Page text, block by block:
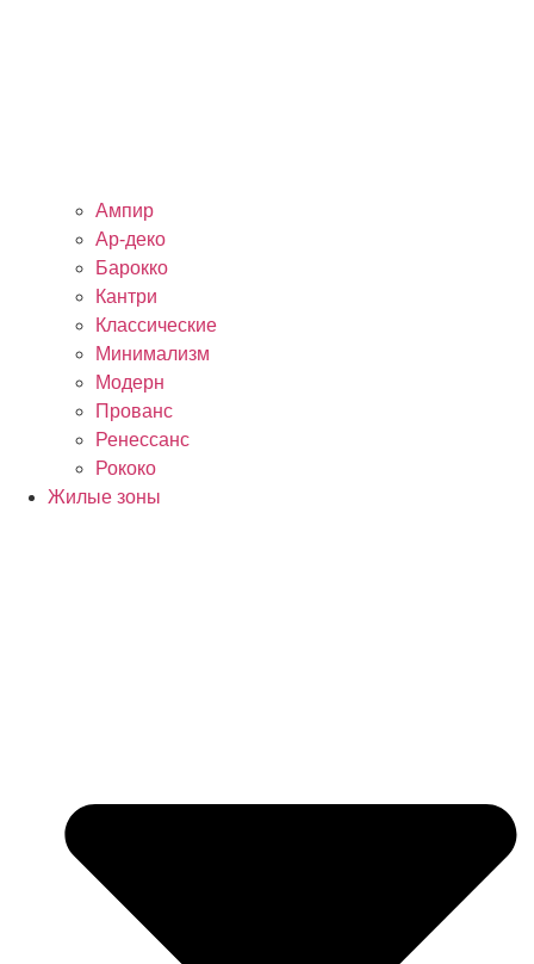
Ампир
Ар-деко
Барокко
Кантри
Классические
Минимализм
Модерн
Прованс
Ренессанс
Рококо
Жилые зоны